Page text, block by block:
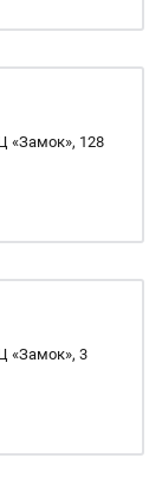
«Замок», 128
«Замок», 3